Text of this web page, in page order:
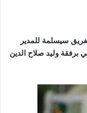
سيسلمة للمدير
برفقة وليد صلاح الدين